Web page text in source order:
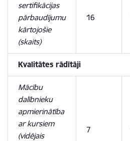
sertifikācijas
pārbaudījumu
kārtojošie
(skaits)
16
Kvalitātes rādītāji
Mācību
dalībnieku
apmierinātība
ar kursiem
(vidējais
7